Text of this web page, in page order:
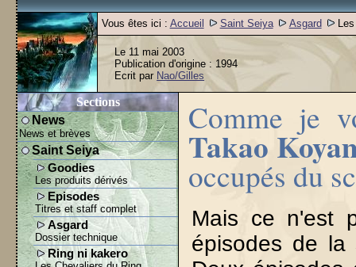
Vous êtes ici : Accueil Saint Seiya Asgard
Le 11 mai 2003
Publication d'origine : 1994
Ecrit par Nao/Gilles
Sections
News
News et brèves
Saint Seiya
Goodies
Les produits dérivés
Episodes
Titres et staff complet
Asgard
Dossier technique
Ring ni kakero
Comme je
Takao
occupés du
Mais ce n'est
épisodes de la